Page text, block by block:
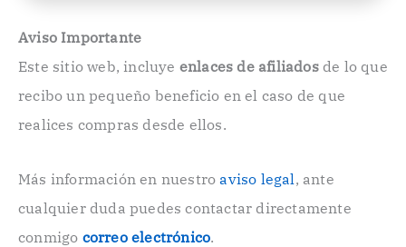
e
t
ó
n
o
.
Aviso Importante
Este sitio web, incluye enlaces de afiliadosde lo que
recibo un pequeño beneficio en el caso de que
realices compras desde ellos.
Más información en nuestroaviso legal , ante
cualquier duda puedes contactar directamente
conmigo correo electrónico.